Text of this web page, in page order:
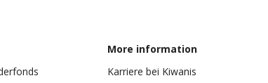
More information
Karriere bei Kiwanis